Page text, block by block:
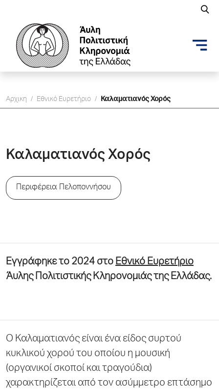
Αρχικη / Εθνικό Ευρετήριο / Καλαματιανός Χορός
Καλαματιανός Χορός
Περιφέρεια Πελοποννήσου
Εγγράφηκε το 2024 στο Εθνικό Ευρετήριο
Άυλης Πολιτιστικής Κληρονομιάς της Ελλάδας.
Ο Καλαματιανός είναι ένα είδος συρτού
κυκλικού χορού του οποίου η μουσική
(οργανικοί σκοποί και τραγούδια)
χαρακτηρίζεται από τον ασύμμετρο επτάσημο